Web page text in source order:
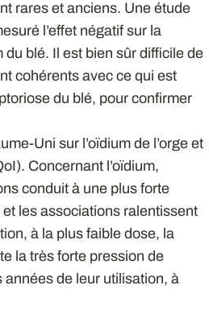
rares et anciens. Une étude
l’effet négatif sur la
blé. Il est bien sûr difficile de
cohérents avec ce qui est
du blé, pour confirmer
Uni sur l’oïdium de l’orge et
Concernant l’oïdium,
conduit à une plus forte
les associations ralentissent
à la plus faible dose, la
la très forte pression de
de leur utilisation, à